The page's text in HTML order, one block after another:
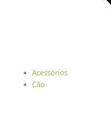
Acessórios
Cão